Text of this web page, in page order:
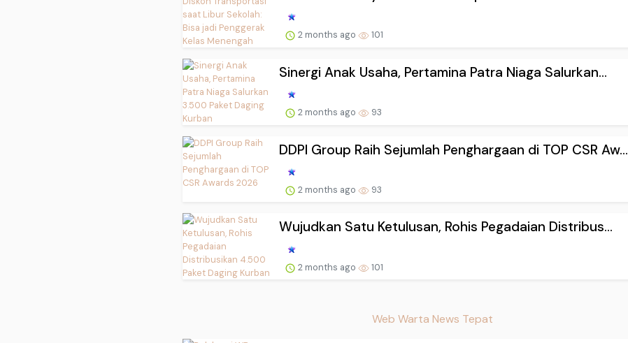
2 months ago 101
Sinergi Anak Usaha, Pertamina Patra Niaga Salurkan...
2 months ago 93
DDPI Group Raih Sejumlah Penghargaan di TOP CSR Aw...
2 months ago 93
Wujudkan Satu Ketulusan, Rohis Pegadaian Distribus...
2 months ago 101
Web Warta News Tepat